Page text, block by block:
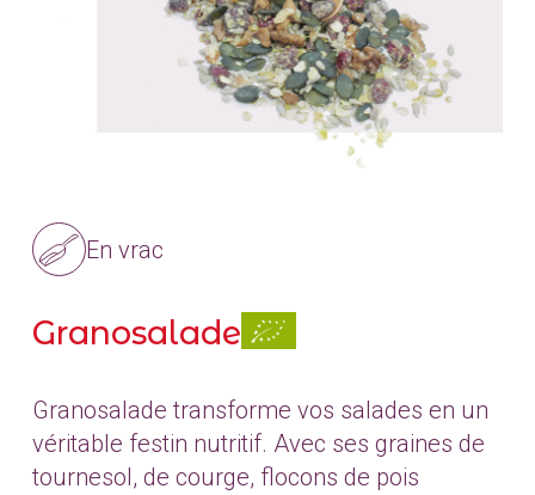
En vrac
Granosalade
Granosalade transforme vos salades en un
véritable festin nutritif. Avec ses graines de
tournesol, de courge, flocons de pois